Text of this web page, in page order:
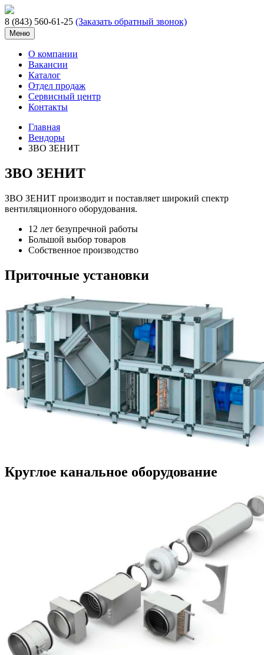
8 (843) 560-61-25 (Заказать обратный звонок)
Меню
О компании
Вакансии
Каталог
Отдел продаж
Сервисный центр
Контакты
Главная
Вендоры
ЗВО ЗЕНИТ
ЗВО ЗЕНИТ
ЗВО ЗЕНИТ производит и поставляет широкий спектр
вентиляционного оборудования.
12 лет безупречной работы
Большой выбор товаров
Собственное производство
Приточные установки
Круглое канальное оборудование